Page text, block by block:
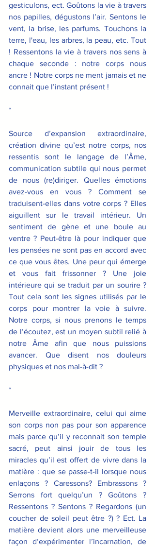
gesticulons, ect. Goûtons la vie à travers
nos papilles, dégustons l’air. Sentons le
vent, la brise, les parfums. Touchons la
terre, l'eau, les arbres, la peau, etc. Tout
! Ressentons la vie à travers nos sens à
chaque seconde : notre corps nous
ancre ! Notre corps ne ment jamais et ne
connait que l’instant présent !
*
Source d’expansion extraordinaire,
création divine qu’est notre corps, nos
ressentis sont le langage de l’Âme,
communication subtile qui nous permet
de nous (re)diriger. Quelles émotions
avez-vous en vous ? Comment se
traduisent-elles dans votre corps ? Elles
aiguillent sur le travail intérieur. Un
sentiment de gène et une boule au
ventre ? Peut-être là pour indiquer que
les pensées ne sont pas en accord avec
ce que vous êtes. Une peur qui émerge
et vous fait frissonner ? Une joie
intérieure qui se traduit par un sourire ?
Tout cela sont les signes utilisés par le
corps pour montrer la voie à suivre.
Notre corps, si nous prenons le temps
de l’écoutez, est un moyen subtil relié à
notre Âme afin que nous puissions
avancer. Que disent nos douleurs
physiques et nos mal-à-dit ?
*
Merveille extraordinaire, celui qui aime
son corps non pas pour son apparence
mais parce qu’il y reconnait son temple
sacré, peut ainsi jouir de tous les
miracles qu’il est offert de vivre dans la
matière : que se passe-t-il lorsque nous
enlaçons ? Caressons? Embrassons ?
Serrons fort quelqu’un ? Goûtons ?
Ressentons ? Sentons ? Regardons (un
coucher de soleil peut être ?) ? Ect. La
matière devient alors une merveilleuse
façon d’expérimenter l’incarnation, de